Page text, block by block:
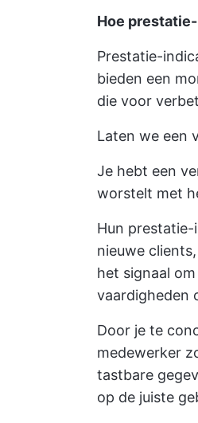
Hoe
Prestatie-
bieden een
die voor
Laten we een
Je hebt een
worstelt met
Hun
nieuwe
het signaal
vaardigheden
Door je te
medewerker
tastbare
op de juiste